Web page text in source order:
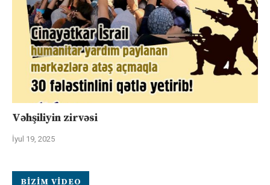
Vəhşiliyin zirvəsi
İyul 19, 2025
BIZIM VIDEO